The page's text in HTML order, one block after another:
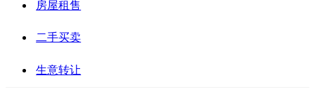
房屋租售
二手买卖
生意转让